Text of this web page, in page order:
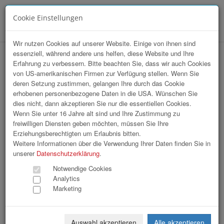
hr-lounge Ost zu Gast bei Erste Group
Bank AG
Cookie Einstellungen
Wir nutzen Cookies auf unserer Website. Einige von ihnen sind
essenziell, während andere uns helfen, diese Website und Ihre
Erfahrung zu verbessern. Bitte beachten Sie, dass wir auch Cookies
von US-amerikanischen Firmen zur Verfügung stellen. Wenn Sie
deren Setzung zustimmen, gelangen Ihre durch das Cookie
erhobenen personenbezogene Daten in die USA. Wünschen Sie
dies nicht, dann akzeptieren Sie nur die essentiellen Cookies.
Wenn Sie unter 16 Jahre alt sind und Ihre Zustimmung zu
freiwilligen Diensten geben möchten, müssen Sie Ihre
Erziehungsberechtigten um Erlaubnis bitten.
Weitere Informationen über die Verwendung Ihrer Daten finden Sie in
unserer Datenschutzerklärung.
Notwendige Cookies
Analytics
Marketing